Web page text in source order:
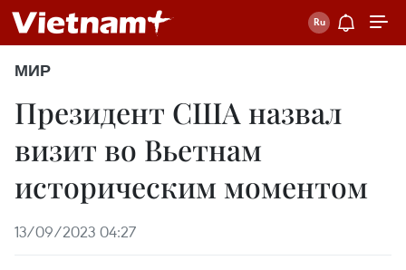
МИР
Президент США назвал
визит во Вьетнам
историческим моментом
13/09/2023 04:27